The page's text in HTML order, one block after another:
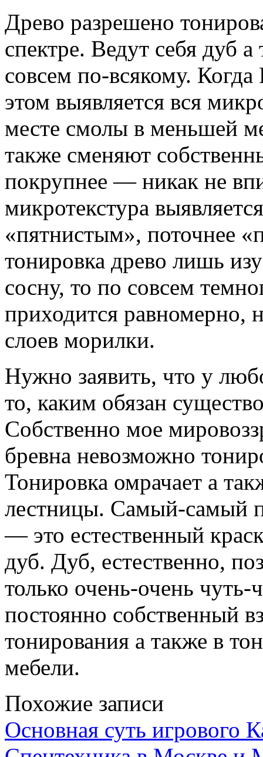
Древо разрешено
спектре. Ведут себя дуб
совсем по-всякому.
этом выявляется вся
месте смолы в меньшей
также сменяют
покрупнее — никак не
микротекстура
«пятнистым», поточнее
тонировка древо лишь
сосну, то по совсем
приходится равномерно,
слоев морилки.
Нужно заявить, что у
то, каким обязан
Собственно мое
бревна невозможно
Тонировка омрачает а
лестницы. Самый-самый
— это естественный
дуб. Дуб, естественно,
только очень-очень
постоянно собственный
тонирования а также в
мебели.
Похожие записи
Основная суть игрового